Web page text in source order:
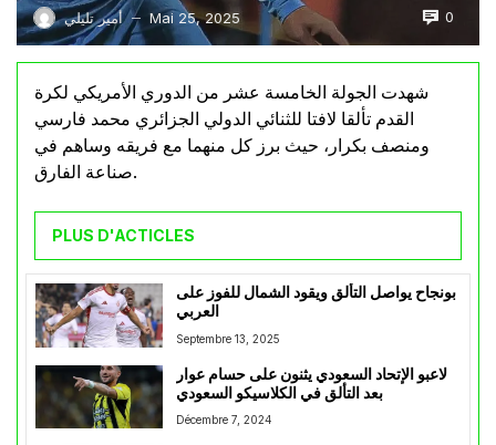
أمير تليلي — Mai 25, 2025 0
شهدت الجولة الخامسة عشر من الدوري الأمريكي لكرة
القدم تألقا لافتا للثنائي الدولي الجزائري محمد فارسي
ومنصف بكرار، حيث برز كل منهما مع فريقه وساهم في
صناعة الفارق.
PLUS D'ACTICLES
بونجاح يواصل التألق ويقود الشمال للفوز على
العربي
Septembre 13, 2025
لاعبو الإتحاد السعودي يثنون على حسام عوار
بعد التألق في الكلاسيكو السعودي
Décembre 7, 2024